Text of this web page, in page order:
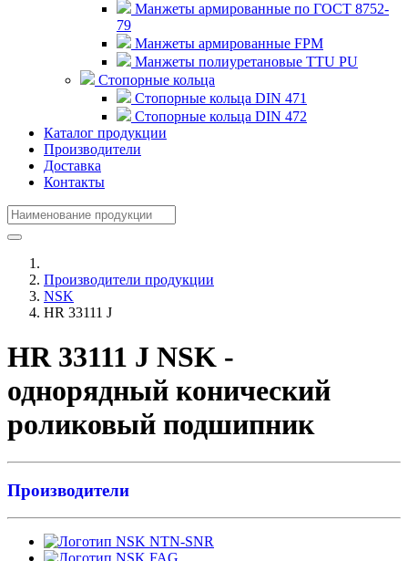
Манжеты армированные по ГОСТ 8752-
79
Манжеты армированные FPM
Манжеты полиуретановые TTU PU
Стопорные кольца
Стопорные кольца DIN 471
Стопорные кольца DIN 472
Каталог продукции
Производители
Доставка
Контакты
Производители продукции
NSK
HR 33111 J
HR 33111 J NSK -
однорядный конический
роликовый подшипник
Производители
NTN-SNR